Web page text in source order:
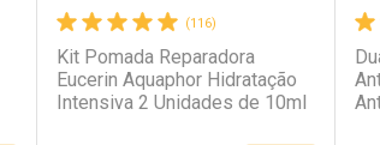
(116)
Kit Pomada Reparadora
Eucerin Aquaphor Hidratação
Intensiva 2 Unidades de 10ml